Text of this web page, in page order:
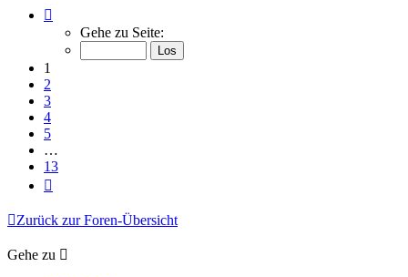
von
Gehe zu Seite:
1
2
3
4
5
…
13
Zurück zur Foren-Übersicht
Gehe zu